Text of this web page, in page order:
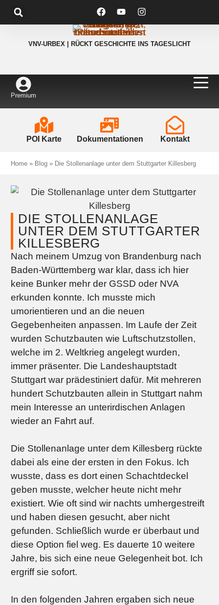
VNV-URBEX | RÜCKT GESCHICHTE INS TAGESLICHT
Premium
POI Karte Dokumentationen Kontakt
Home » Blog » Die Stollenanlage unter dem Stuttgarter Killesberg
DIE STOLLENANLAGE
UNTER DEM STUTTGARTER
KILLESBERG
Nach meinem Umzug von Brandenburg nach
Baden-Württemberg war klar, dass ich hier
keine Bunker mehr der GSSD oder NVA
erkunden konnte. Ich musste mich
umorientieren und an die neuen
Gegebenheiten anpassen. Im Laufe der Zeit
wurden Schutzbauten wie Luftschutzstollen,
welche im 2. Weltkrieg angelegt wurden,
immer präsenter. Die Landeshauptstadt
Stuttgart war prädestiniert dafür. Mit mehreren
hundert Schutzbauten allein in Stuttgart nahm
mein Interesse an unterirdischen Anlagen
wieder an Fahrt auf.
Die Stollenanlage unter dem Killesberg rückte
dabei als eine der ersten in den Fokus. Ich
wusste, dass es dort einen Schachtdeckel
geben musste, welcher heute nicht mehr
existiert. Wie oft sind wir nachts umhergestreift
und haben diesen gesucht, aber nicht
gefunden. Schließlich wurde er überbaut und
diese Option fiel weg. Es dauerte 10 weitere
Jahre, bis sich eine neue Gelegenheit bot. Ich
ergriff sie sofort.
In den folgenden Jahren ergaben sich neue